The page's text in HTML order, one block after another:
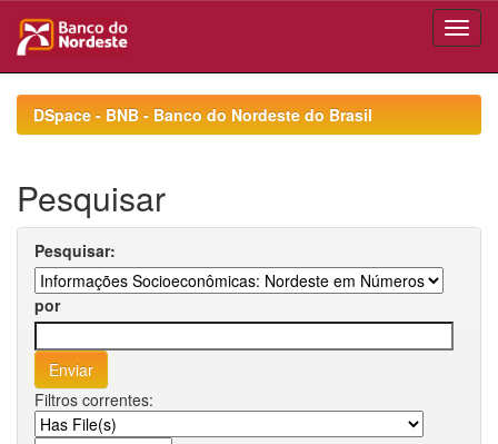
navigationDSpace - BNB - Banco do Nordeste do Brasil
Pesquisar
Pesquisar:
por
Filtros correntes: